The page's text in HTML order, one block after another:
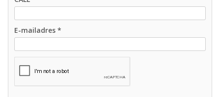
E-mailadres *